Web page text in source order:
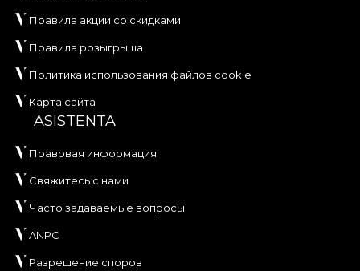
Правила акции со скидками
Правила розыгрыша
Политика использования файлов cookie
Карта сайта
ASISTENTA
Правовая информация
Свяжитесь с нами
Часто задаваемые вопросы
ANPC
Разрешение споров